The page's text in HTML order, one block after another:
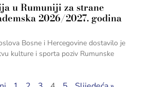
u Rumuniji za strane
2026/2027. godina
Bosne i Hercegovine dostavilo je
kulture i sporta poziv Rumunske